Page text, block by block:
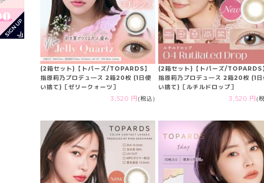
(2箱セット)【トパーズ/TOPARDS】
指原莉乃プロデュ―ス 2箱20枚 (1日使
い捨て)［ゼリークォーツ］
3,520 円 (税込)
(2箱セット)【トパーズ/TOPARDS
指原莉乃プロデュ―ス 2箱20枚 (1日
い捨て)［ルチルドロップ］
3,520 円 (